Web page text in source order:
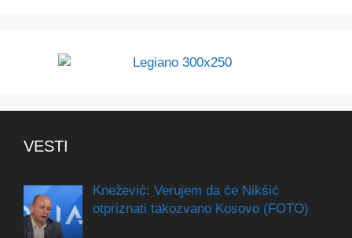
VESTI
Knežević: Verujem da će Nikšić
otpriznati takozvano Kosovo (FOTO)